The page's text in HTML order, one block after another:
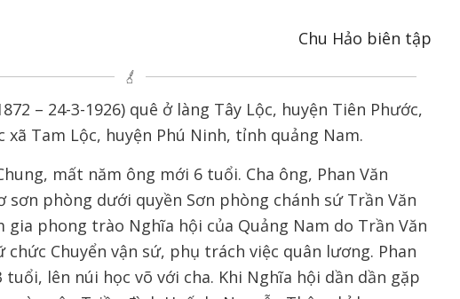
Chu Hảo biên tập
– 24-3-1926) quê ở làng Tây Lộc, huyện Tiên Phước,
xã Tam Lộc, huyện Phú Ninh, tỉnh quảng Nam.
mất năm ông mới 6 tuổi. Cha ông, Phan Văn
sơn phòng dưới quyền Sơn phòng chánh sứ Trần Văn
gia phong trào Nghĩa hội của Quảng Nam do Trần Văn
Chuyển vận sứ, phụ trách việc quân lương. Phan
tuổi, lên núi học võ với cha. Khi Nghĩa hội dần dần gặp